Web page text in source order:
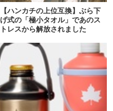
【ハンカチの上位互換】ぶら下
げ式の「極小タオル」であのス
トレスから解放されました